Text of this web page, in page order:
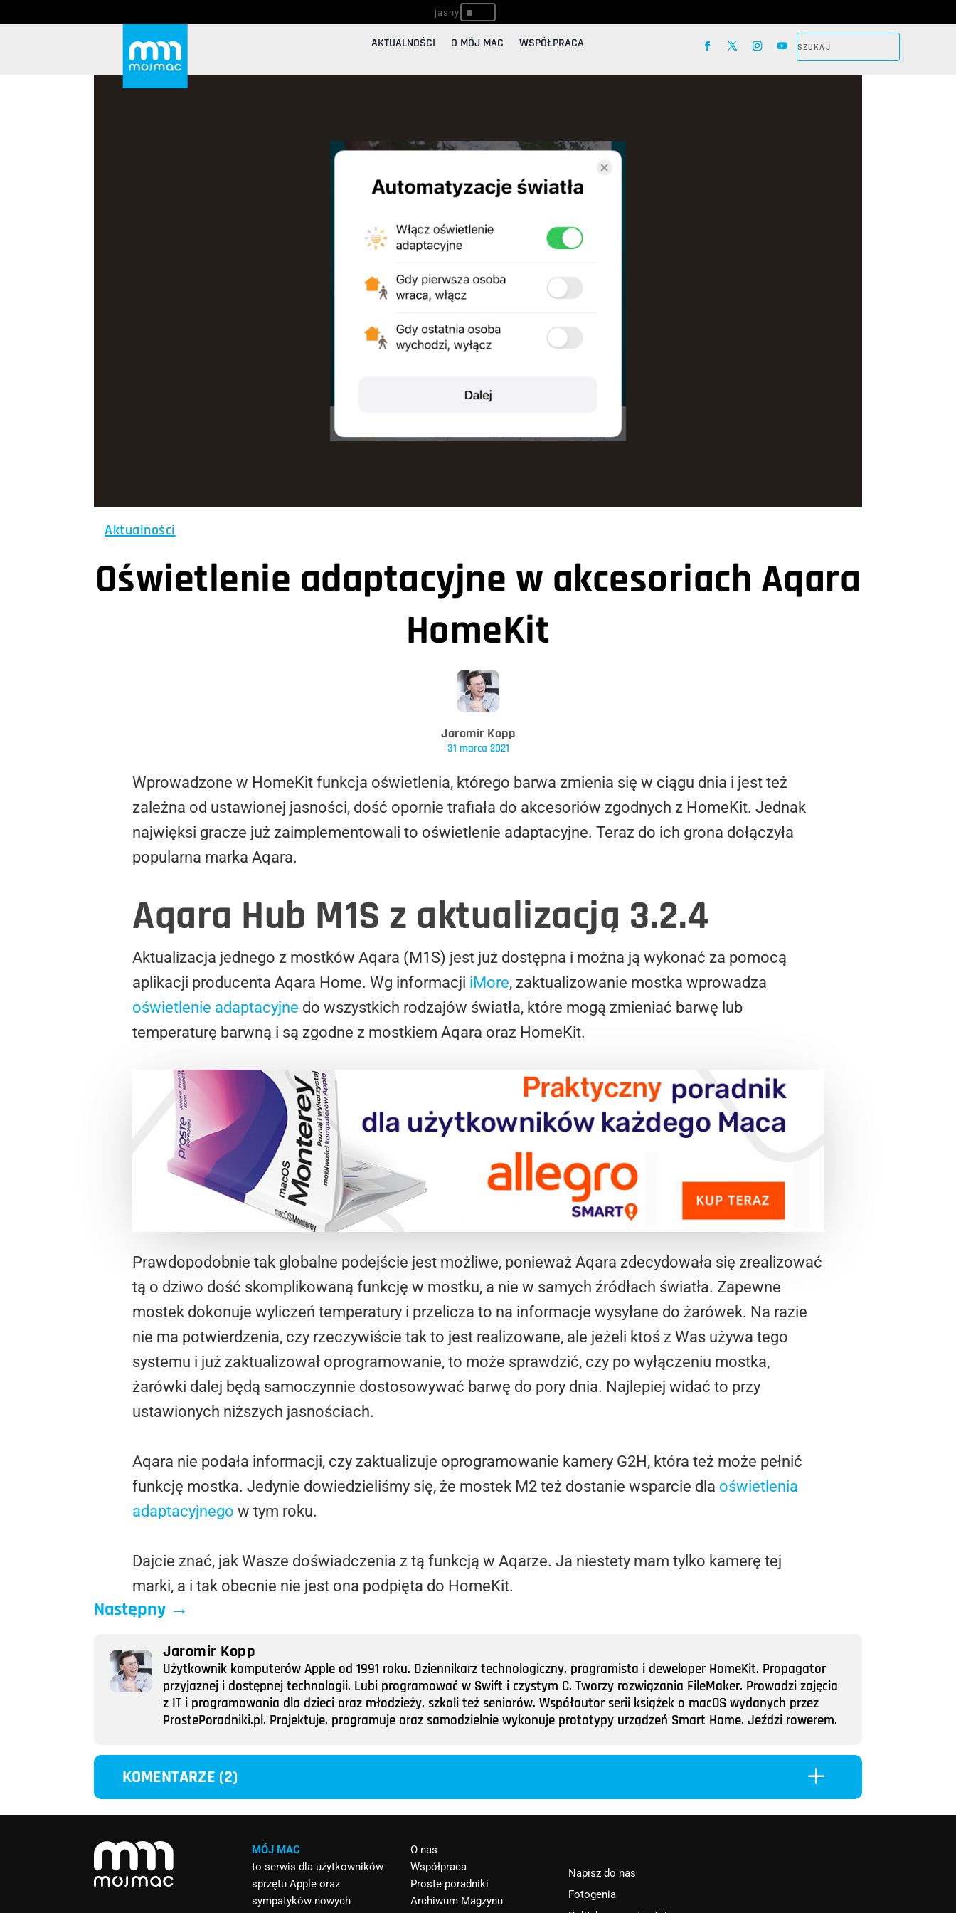
^
AKTUALNOŚCI O MÓJ MAC WSPÓŁPRACA
Aktualności
Oświetlenie adaptacyjne w akcesoriach Aqara
HomeKit
Jaromir Kopp
31 marca 2021
Wprowadzone w HomeKit funkcja oświetlenia, którego barwa zmienia się w ciągu dnia i jest też
zależna od ustawionej jasności, dość opornie trafiała do akcesoriów zgodnych z HomeKit. Jednak
najwięksi gracze już zaimplementowali to oświetlenie adaptacyjne. Teraz do ich grona dołączyła
popularna marka Aqara.
Aqara Hub M1S z aktualizacją 3.2.4
Aktualizacja jednego z mostków Aqara (M1S) jest już dostępna i można ją wykonać za pomocą
aplikacji producenta Aqara Home. Wg informacji iMore, zaktualizowanie mostka wprowadza
oświetlenie adaptacyjne do wszystkich rodzajów światła, które mogą zmieniać barwę lub
temperaturę barwną i są zgodne z mostkiem Aqara oraz HomeKit.
Prawdopodobnie tak globalne podejście jest możliwe, ponieważ Aqara zdecydowała się zrealizować
tą o dziwo dość skomplikowaną funkcję w mostku, a nie w samych źródłach światła. Zapewne
mostek dokonuje wyliczeń temperatury i przelicza to na informacje wysyłane do żarówek. Na razie
nie ma potwierdzenia, czy rzeczywiście tak to jest realizowane, ale jeżeli ktoś z Was używa tego
systemu i już zaktualizował oprogramowanie, to może sprawdzić, czy po wyłączeniu mostka,
żarówki dalej będą samoczynnie dostosowywać barwę do pory dnia. Najlepiej widać to przy
ustawionych niższych jasnościach.
Aqara nie podała informacji, czy zaktualizuje oprogramowanie kamery G2H, która też może pełnić
funkcję mostka. Jedynie dowiedzieliśmy się, że mostek M2 też dostanie wsparcie dla oświetlenia
adaptacyjnego w tym roku.
Dajcie znać, jak Wasze doświadczenia z tą funkcją w Aqarze. Ja niestety mam tylko kamerę tej
marki, a i tak obecnie nie jest ona podpięta do HomeKit.
Następny →
Jaromir Kopp
Użytkownik komputerów Apple od 1991 roku. Dziennikarz technologiczny, programista i deweloper HomeKit. Propagator
przyjaznej i dostępnej technologii. Lubi programować w Swift i czystym C. Tworzy rozwiązania FileMaker. Prowadzi zajęcia
z IT i programowania dla dzieci oraz młodzieży, szkoli też seniorów. Współautor serii książek o macOS wydanych przez
ProstePoradniki.pl. Projektuje, programuje oraz samodzielnie wykonuje prototypy urządzeń Smart Home. Jeździ rowerem.
KOMENTARZE (2) L
MÓJ MAC
to serwis dla użytkowników
sprzętu Apple oraz
sympatyków nowych
O nas
Współpraca
Proste poradniki
Archiwum Magzynu
Napisz do nas
Fotogenia